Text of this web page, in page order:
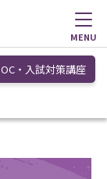
MENU
OC・入試対策講座